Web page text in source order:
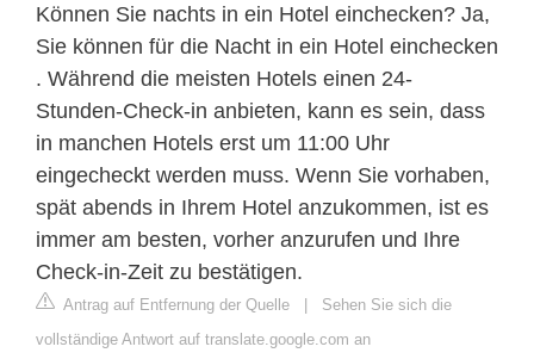
Können Sie nachts in ein Hotel einchecken? Ja,
Sie können für die Nacht in ein Hotel einchecken
. Während die meisten Hotels einen 24-
Stunden-Check-in anbieten, kann es sein, dass
in manchen Hotels erst um 11:00 Uhr
eingecheckt werden muss. Wenn Sie vorhaben,
spät abends in Ihrem Hotel anzukommen, ist es
immer am besten, vorher anzurufen und Ihre
Check-in-Zeit zu bestätigen.
Antrag auf Entfernung der Quelle | Sehen Sie sich die
vollständige Antwort auf translate.google.com an